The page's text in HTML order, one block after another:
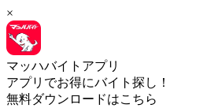
×
マッハバイトアプリ
アプリでお得にバイト探し！
無料ダウンロードはこちら